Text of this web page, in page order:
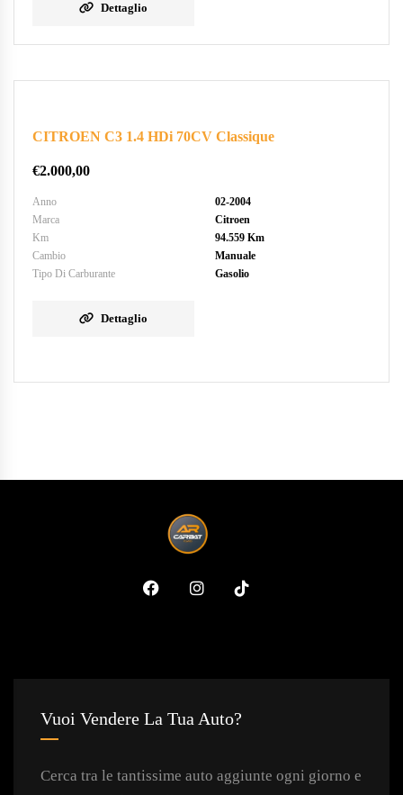
Dettaglio
CITROEN C3 1.4 HDi 70CV Classique
€2.000,00
Anno
02-2004
Marca
Citroen
Km
94.559 Km
Cambio
Manuale
Tipo Di Carburante
Gasolio
Dettaglio
Vuoi Vendere La Tua Auto?
Cerca tra le tantissime auto aggiunte ogni giorno e